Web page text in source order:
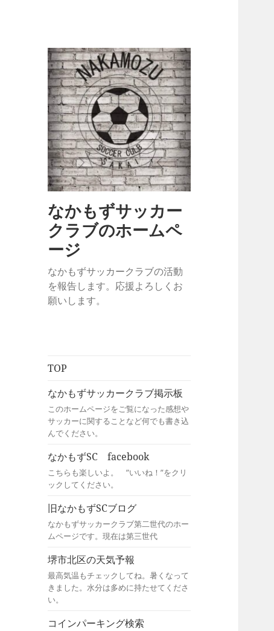
なかもずサッカー
クラブのホームペ
ージ
なかもずサッカークラブの活動
を報告します。応援よろしくお
願いします。
TOP
なかもずサッカークラブ掲示板
このホームページをご覧になった感想や
サッカーに関することなど何でも書き込
んでください。
なかもずSC facebook
こちらも楽しいよ。 ”いいね！”をクリ
ックしてください。
旧なかもずSCブログ
なかもずサッカークラブ第二世代のホー
ムページです。現在は第三世代
堺市北区の天気予報
最高気温もチェックしてね。暑くなって
きました。水分は多めに持たせてくださ
い。
コインパーキング検索